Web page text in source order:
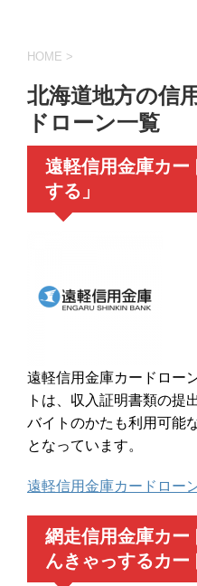
HOME >
北海道地方の信
ドローン一覧
遠軽信用金庫カー
する」
遠軽信用金庫カードロー
トは、収入証明書類の提
バイトのかたも利用可能
となっています。
遠軽信用金庫カードロー
網走信用金庫カー
んきゃっするカー